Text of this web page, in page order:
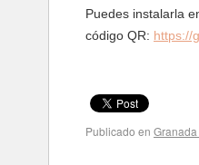
Puedes instalarla
código QR: https://
Publicado en